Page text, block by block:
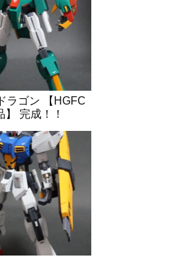
ラゴン 【HGFC
】 完成！！